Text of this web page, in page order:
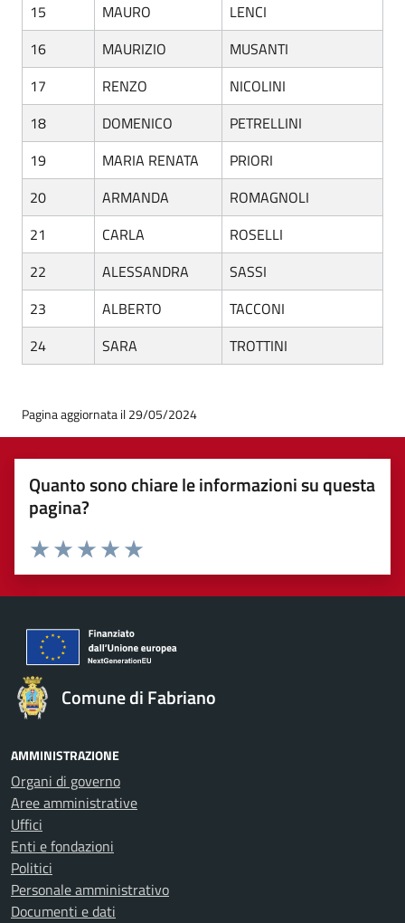
15
MAURO
LENCI
16
MAURIZIO
MUSANTI
17
RENZO
NICOLINI
18
DOMENICO
PETRELLINI
19
MARIA RENATA
PRIORI
20
ARMANDA
ROMAGNOLI
21
CARLA
ROSELLI
22
ALESSANDRA
SASSI
23
ALBERTO
TACCONI
24
SARA TROTTINI
Pagina aggiornata il 29/05/2024
Quanto sono chiare le informazioni su questa
pagina?
Valuta 5 stelle su 5
Valuta 4 stelle su 5
Valuta 3 stelle su 5
Valuta 2 stelle su 5
Valuta 1 stelle su 5
Comune di Fabriano
AMMINISTRAZIONE
Organi di governo
Aree amministrative
Uffici
Enti e fondazioni
Politici
Personale amministrativo
Documenti e dati